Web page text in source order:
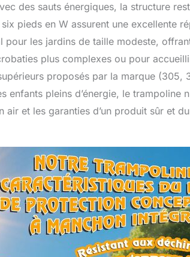
des sauts énergiques, la structure
pieds en W assurent une excellente
pour les jardins de taille modeste,
plus complexes ou pour
proposés par la marque (305,
enfants pleins d’énergie, le trampoline
air et les garanties d’un produit sûr et